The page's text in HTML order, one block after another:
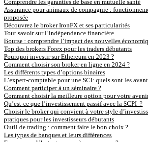
Comprendre les garanties de base en mutuelle santé
Assurance pour animaux de compagnie :
proposée
Découvrez le broker IronFX et ses particularités
Tout savoir sur l’indépendance financière
Bourse : comprendre l’impact des nouvelles
Top des brokers Forex pour les traders débutants
Pourquoi investir sur Ethereum en 2023 ?
Comment choisir son broker en ligne en 2024 ?
Les différents types d’options binaires
L’expert-comptable pour une SCI: quels sont les
Comment participer à un séminaire ?
Comment choisir la meilleure option pour votre
Qu’est-ce que l’investissement passif avec la SCPI ?
Choisir le broker qui convient à votre style
pratiques pour les investisseurs débutants
Outil de trading : comment faire le bon choix ?
Les types de banques et leurs différences